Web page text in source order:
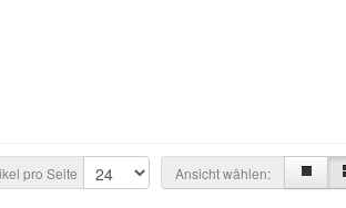
Ansicht wählen:
pro Seite